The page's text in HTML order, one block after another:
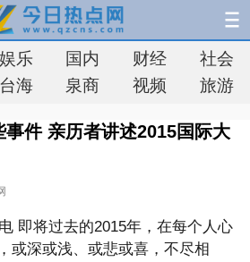
娱乐 国内 财经
社会
台海 泉商 视频 旅游
件 亲历者讲述2015国际大
即将过去的2015年，在每个人心
或深或浅、或悲或喜，不尽相